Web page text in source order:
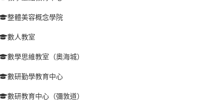
整體美容概念學院
數人教室
數學思維教室（奧海城）
數研勤學教育中心
數研教育中心（彌敦道）